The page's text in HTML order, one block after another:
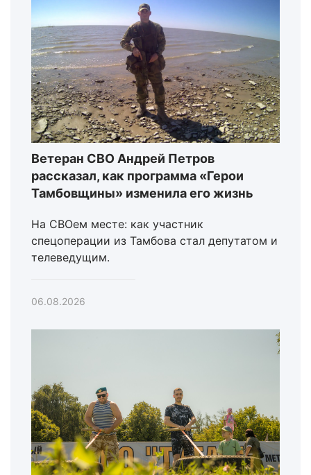
Ветеран СВО Андрей Петров
рассказал, как программа «Герои
Тамбовщины» изменила его жизнь
На СВОем месте: как участник
спецоперации из Тамбова стал депутатом и
телеведущим.
06.08.2026